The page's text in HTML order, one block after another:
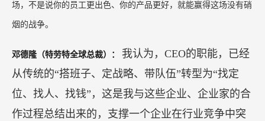
场，不是说你的员工更出色、你的产品更好，就能赢得这场没有硝
烟的战争。
邓德隆（特劳特全球总裁）： 我认为，CEO的职能，已经
从传统的“搭班子、定战略、带队伍”转型为“找定
位、找人、找钱”，这是我与这些企业、企业家的合
作过程总结出来的，支撑一个企业在行业竞争中突